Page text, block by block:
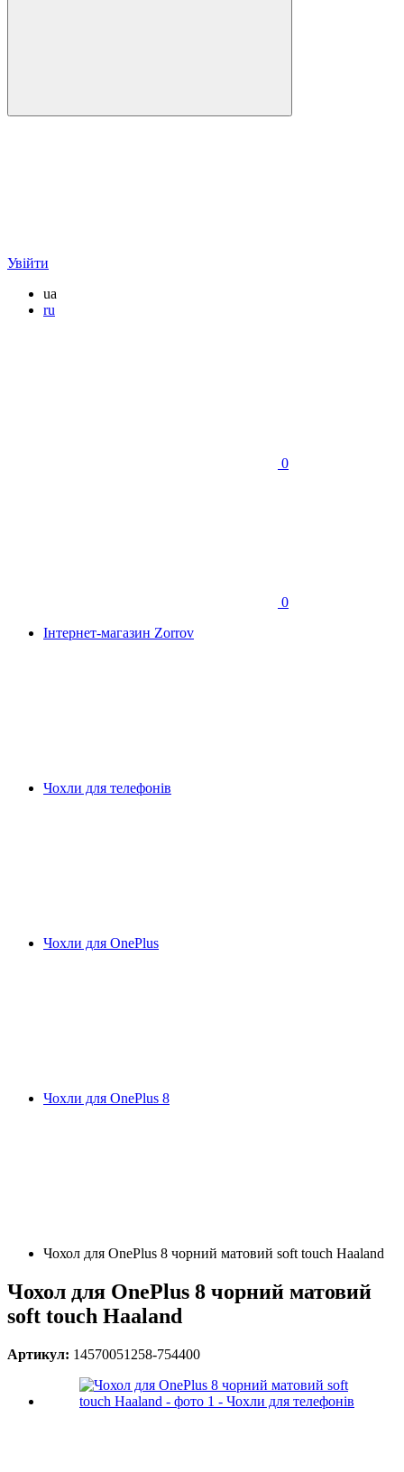
Увійти
ua
ru
0
0
Інтернет-магазин Zorrov
Чохли для телефонів
Чохли для OnePlus
Чохли для OnePlus 8
Чохол для OnePlus 8 чорний матовий soft touch Haaland
Чохол для OnePlus 8 чорний матовий
soft touch Haaland
Артикул: 14570051258-754400